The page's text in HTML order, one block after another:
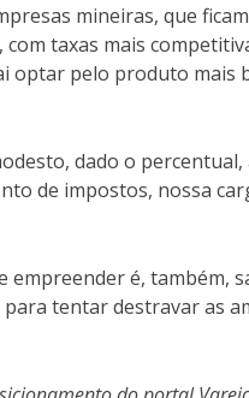
mineiras, que
taxas mais
optar pelo produto mais
dado o percentual,
de impostos, nossa
empreender é, também,
tentar destravar as